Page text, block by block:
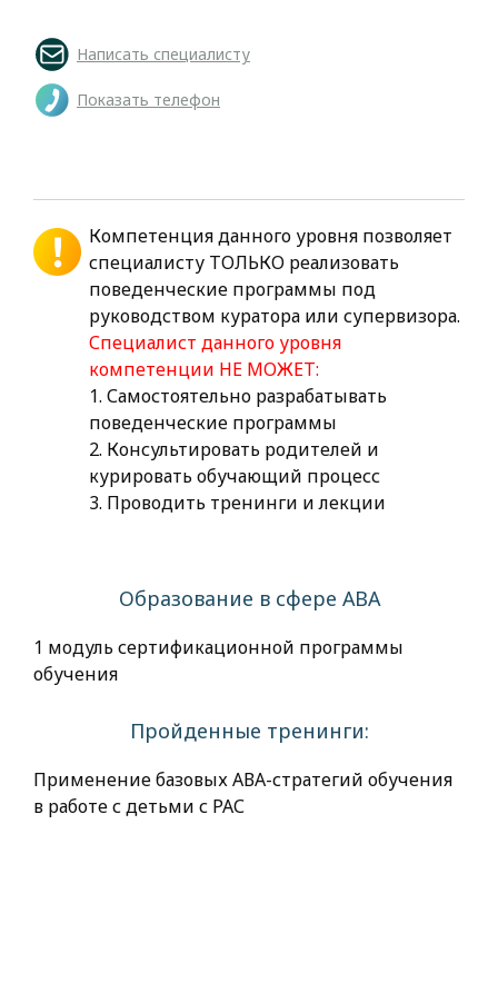
Написать специалисту
Показать телефон
Компетенция данного уровня позволяет
специалисту ТОЛЬКО реализовать
поведенческие программы под
руководством куратора или супервизора.
Специалист данного уровня
компетенции НЕ МОЖЕТ:
1. Самостоятельно разрабатывать
поведенческие программы
2. Консультировать родителей и
курировать обучающий процесс
3. Проводить тренинги и лекции
Образование в сфере АВА
1 модуль сертификационной программы
обучения
Пройденные тренинги:
Применение базовых АВА-стратегий обучения
в работе с детьми с РАС